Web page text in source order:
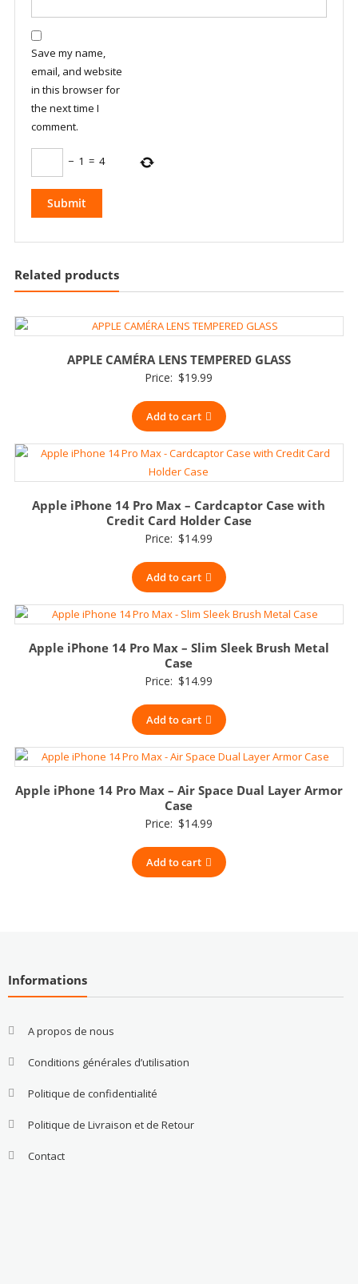
Save my name,
email, and website
in this browser for
the next time I
comment.
− 1 = 4
Related products
APPLE CAMÉRA LENS TEMPERED GLASS
Price: $19.99
Add to cart
Apple iPhone 14 Pro Max – Cardcaptor Case with
Credit Card Holder Case
Price: $14.99
Add to cart
Apple iPhone 14 Pro Max – Slim Sleek Brush Metal
Case
Price: $14.99
Add to cart
Apple iPhone 14 Pro Max – Air Space Dual Layer Armor
Case
Price: $14.99
Add to cart
Informations
A propos de nous
Conditions générales d’utilisation
Politique de confidentialité
Politique de Livraison et de Retour
Contact